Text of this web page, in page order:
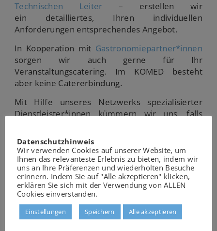
Technischen Leiter – erstellen wir
ein detailliertes, Ihren individuellen
Anforderungen entsprechendes Angebot.
In Kooperation mit Gastronomiepartner*innen
sorgen wir auch gerne für Ihr
Veranstaltungscatering. Im KOMED besteht
aber keine Catererbindung.
Mit Hilfe unseres Netzwerks spezialisierter
Dienstleister*innen kümmern wir uns, falls
weiteres Servicepersonal: Wir mieten spezielles
Mobiliar an, beauftragen Garderobenpersonal,
Host*essen, Sicherheitspersonal, einen
Sanitätsdienst oder auch eine*n Fotograf*in für
Ihre Veranstaltung.
Sprechen Sie uns an oder schreiben Sie uns! Wir
freuen uns, Sie bei der Planung und
Datenschutzhinweis
Wir verwenden Cookies auf unserer Website, um
Ihnen das relevanteste Erlebnis zu bieten, indem wir
uns an Ihre Präferenzen und wiederholten Besuche
erinnern. Indem Sie auf "Alle akzeptieren" klicken,
erklären Sie sich mit der Verwendung von ALLEN
Cookies einverstanden.
Einstellungen Speichern Alle akzeptieren